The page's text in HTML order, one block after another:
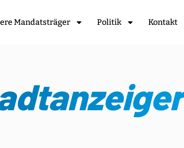
Mandatsträger Politik Kontakt